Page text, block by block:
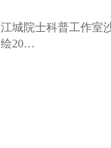
江城院士科普工作室
绘20…